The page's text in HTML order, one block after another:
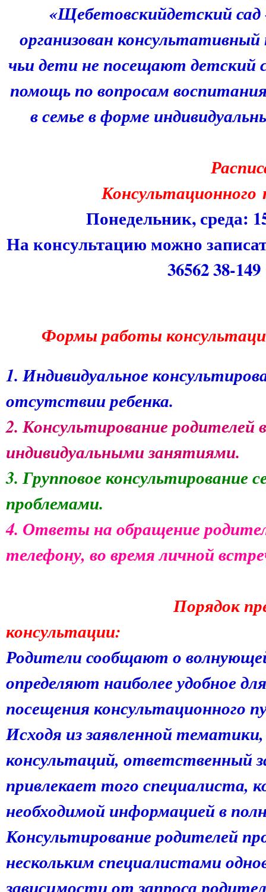
«Щебетовскийдетский
организован
чьи дети не посещают детский
помощь по вопросам
в семье в форме
Расписание
Понедельник, среда:
На консультацию можно
36562 38-149
Формы работы
1. Индивидуальное
отсутствии ребенка.
2. Консультирование родителей
индивидуальными занятиями.
3. Групповое консультирование
проблемами.
4. Ответы на обращение
телефону, во время личной
Порядок
консультации:
Родители сообщают о
определяют наиболее удобное
посещения консультационного
Исходя из заявленной
консультаций, ответственный
привлекает того специалиста,
необходимой информацией в
Консультирование родителей
нескольким специалистами
зависимости от запроса